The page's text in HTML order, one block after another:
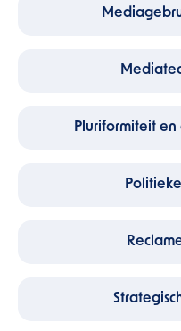
Pluriformiteit